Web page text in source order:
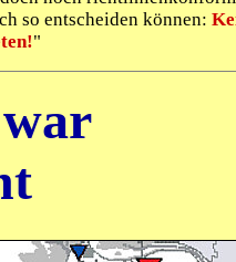
so entscheiden können:
"